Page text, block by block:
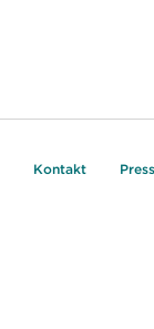
Kontakt